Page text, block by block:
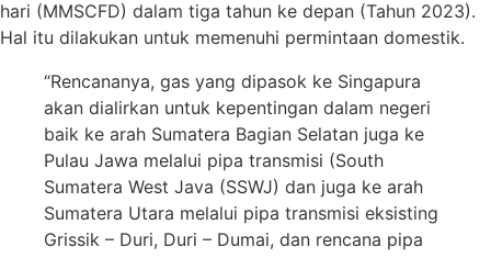
hari (MMSCFD) dalam tiga tahun ke depan (Tahun 2023).
Hal itu dilakukan untuk memenuhi permintaan domestik.
“Rencananya, gas yang dipasok ke Singapura
akan dialirkan untuk kepentingan dalam negeri
baik ke arah Sumatera Bagian Selatan juga ke
Pulau Jawa melalui pipa transmisi (South
Sumatera West Java (SSWJ) dan juga ke arah
Sumatera Utara melalui pipa transmisi eksisting
Grissik – Duri, Duri – Dumai, dan rencana pipa